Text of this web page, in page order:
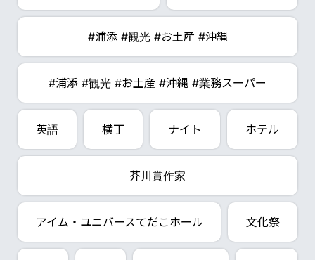
#浦添 #観光 #お土産 #沖縄
#浦添 #観光 #お土産 #沖縄 #業務スーパー
英語 横丁 ナイト ホテル
芥川賞作家
アイム・ユニバースてだこホール 文化祭